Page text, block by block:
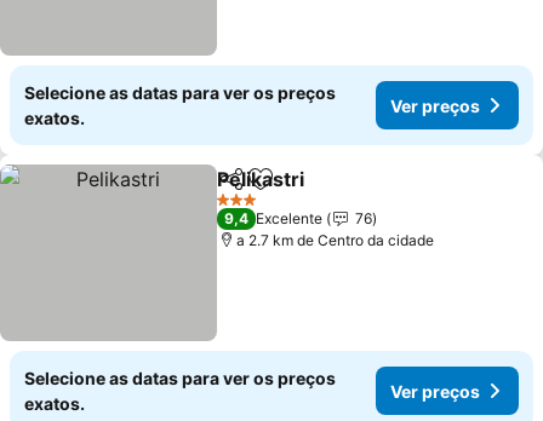
Selecione as datas para ver os preços
exatos.
Ver preços
PartilharAdicionar aos favoritos
Pelikastri
3 Estrelas
9,4 Excelente
76
a 2.7 km de Centro da cidade
Selecione as datas para ver os preços
exatos.
Ver preços